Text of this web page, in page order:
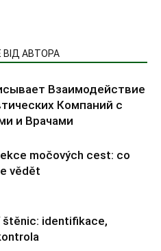
ВІД АВТОРА
Взаимодействие
Компаний с
и Врачами
močových cest: co
vědět
štěnic: identifikace,